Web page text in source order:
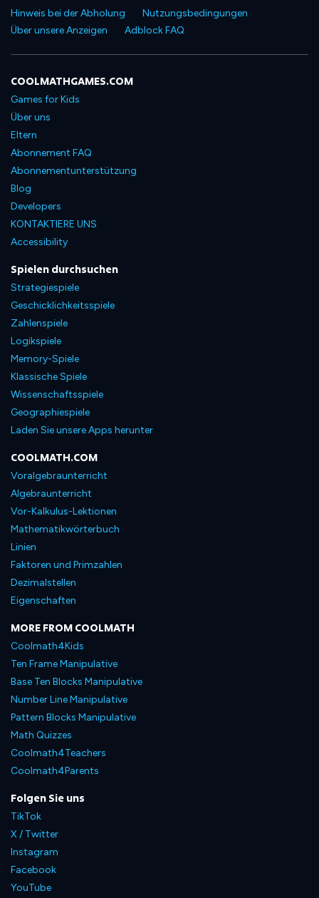
Hinweis bei der Abholung
Nutzungsbedingungen
Über unsere Anzeigen
Adblock FAQ
COOLMATHGAMES.COM
Games for Kids
Über uns
Eltern
Abonnement FAQ
Abonnementunterstützung
Blog
Developers
KONTAKTIERE UNS
Accessibility
Spielen durchsuchen
Strategiespiele
Geschicklichkeitsspiele
Zahlenspiele
Logikspiele
Memory-Spiele
Klassische Spiele
Wissenschaftsspiele
Geographiespiele
Laden Sie unsere Apps herunter
COOLMATH.COM
Voralgebraunterricht
Algebraunterricht
Vor-Kalkulus-Lektionen
Mathematikwörterbuch
Linien
Faktoren und Primzahlen
Dezimalstellen
Eigenschaften
MORE FROM COOLMATH
Coolmath4Kids
Ten Frame Manipulative
Base Ten Blocks Manipulative
Number Line Manipulative
Pattern Blocks Manipulative
Math Quizzes
Coolmath4Teachers
Coolmath4Parents
Folgen Sie uns
TikTok
X / Twitter
Instagram
Facebook
YouTube